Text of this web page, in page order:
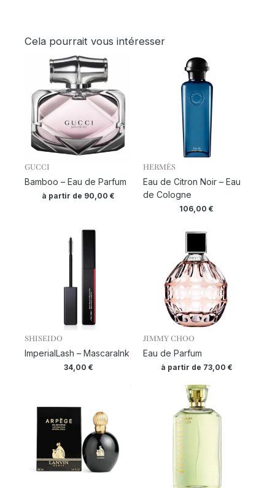
Cela pourrait vous intéresser
GUCCI
Bamboo – Eau de Parfum
à partir de 90,00€
HERMÈS
Eau de Citron Noir – Eau
de Cologne
106,00€
SHISEIDO
ImperialLash – MascaraInk
34,00 €
JIMMY CHOO
Eau de Parfum
à partir de 73,00 €